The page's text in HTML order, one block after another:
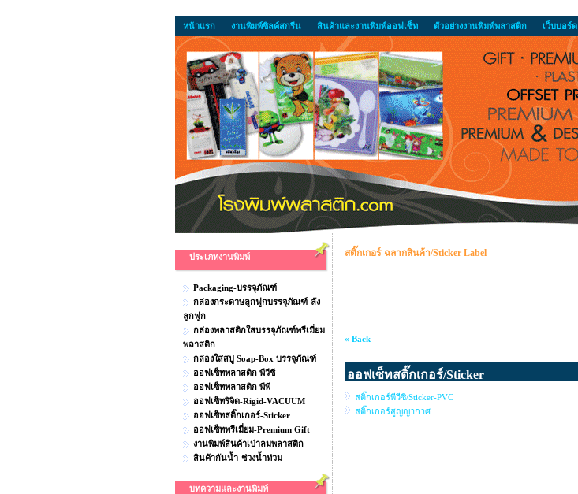
หน้าแรก งานพิมพ์ซิลค์สกรีน สินค้าและงานพิมพ์ออฟเซ็ท ตัวอย่างงานพิมพ์พลาสติก เว็บบอร์ด
ประเภทงานพิมพ์
Packaging-บรรจุภัณฑ์
กล่องกระดาษลูกฟูกบรรจุภัณฑ์-ลัง
ลูกฟูก
กล่องพลาสติกใสบรรจุภัณฑ์พรีเมี่ยม
พลาสติก
กล่องใส่สบู่ Soap-Box บรรจุภัณฑ์
ออฟเซ็ทพลาสติก พีวีซี
ออฟเซ็ทพลาสติก พีพี
ออฟเซ็ทริจิด-Rigid-VACUUM
ออฟเซ็ทสติ๊กเกอร์-Sticker
ออฟเซ็ทพรีเมี่ยม-Premium Gift
งานพิมพ์สินค้าเป่าลมพลาสติก
สินค้ากันน้ำ-ช่วงน้ำท่วม
บทความและงานพิมพ์
สติ๊กเกอร์-ฉลากสินค้า/Sticker Label
« Back
ออฟเซ็ทสติ๊กเกอร์/Sticker
สติ๊กเกอร์พีวีซี/Sticker-PVC
สติ๊กเกอร์สูญญากาศ